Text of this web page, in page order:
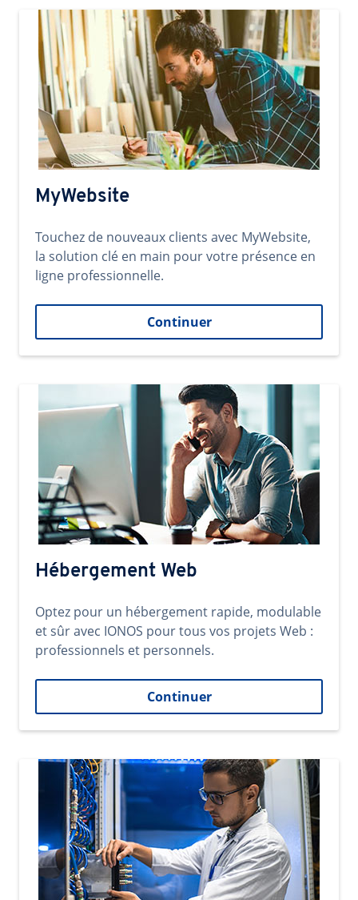
MyWebsite
Touchez de nouveaux clients avec MyWebsite,
la solution clé en main pour votre présence en
ligne professionnelle.
Continuer
Hébergement Web
Optez pour un hébergement rapide, modulable
et sûr avec IONOS pour tous vos projets Web :
professionnels et personnels.
Continuer